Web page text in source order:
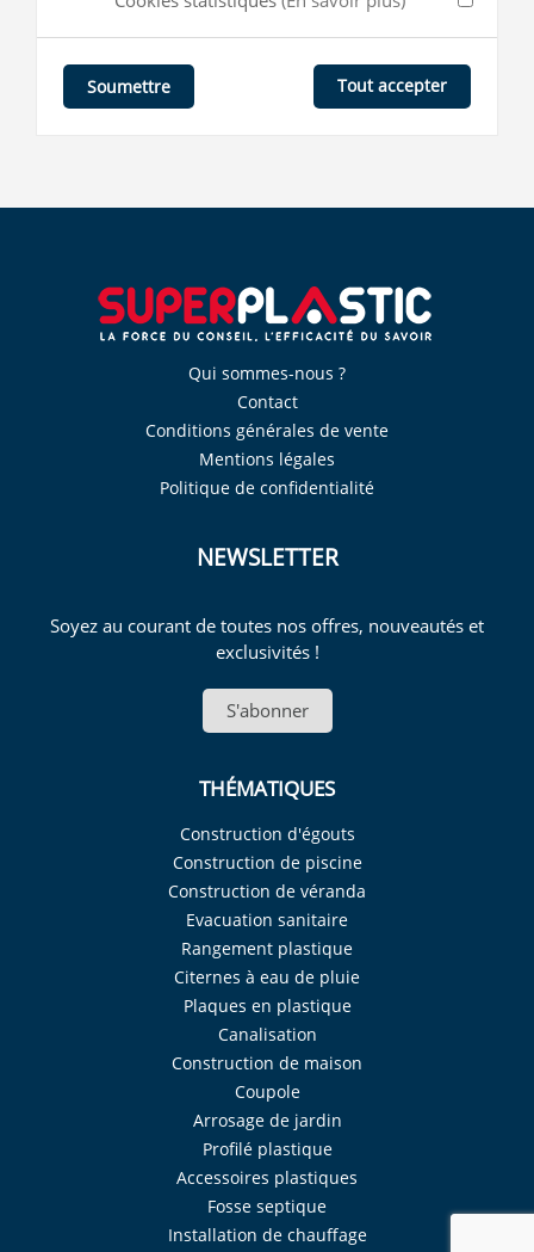
Soumettre Tout accepter
Qui sommes-nous ?
Contact
Conditions générales de vente
Mentions légales
Politique de confidentialité
NEWSLETTER
Soyez au courant de toutes nos offres, nouveautés et
exclusivités !
S'abonner
THÉMATIQUES
Construction d'égouts
Construction de piscine
Construction de véranda
Evacuation sanitaire
Rangement plastique
Citernes à eau de pluie
Plaques en plastique
Canalisation
Construction de maison
Coupole
Arrosage de jardin
Profilé plastique
Accessoires plastiques
Fosse septique
Installation de chauffage